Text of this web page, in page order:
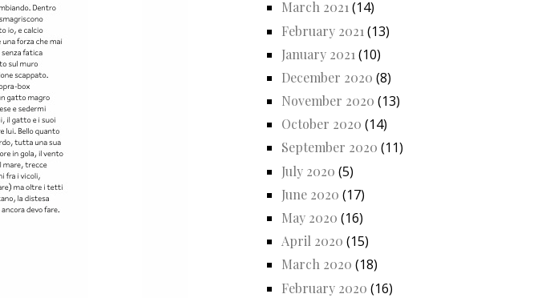
March 2021(14)
February 2021 (13)
January 2021 (10)
December 2020 (8)
November 2020 (13)
October 2020 (14)
September 2020 (11)
July 2020 (5)
June 2020 (17)
May 2020 (16)
April 2020 (15)
March 2020 (18)
February 2020 (16)